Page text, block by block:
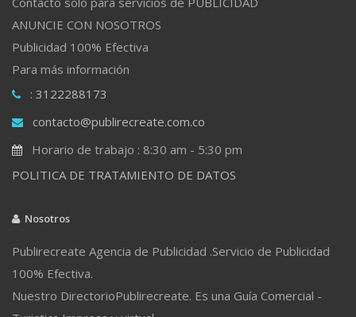
ANUNCIE CON NOSOTROS
Publicidad 100% Efectiva
Para más información
: 3122288173
contacto@publirecreate.com.co
Horario de trabajo : 8:30 am - 5:30 pm
POLITICA DE TRATAMIENTO DE DATOS
Nosotros
Publirecreate Agencia de Publicidad .Servicio de Publicidad
100% Efectiva.
Nuestro DirectorioPublirecreate. Es una Guía Comercial -